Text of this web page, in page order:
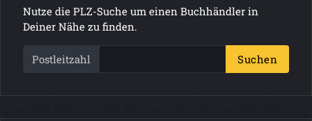
Nutze die PLZ-Suche um einen Buchhändler in
Deiner Nähe zu finden.
Postleitzahl Suchen